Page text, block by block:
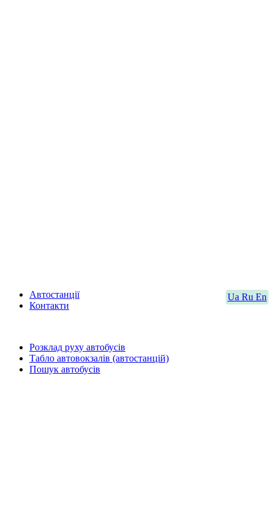
Ua Ru En
Автостанції
Контакти
Розклад руху автобусів
Табло автовокзалів (автостанцій)
Пошук автобусів